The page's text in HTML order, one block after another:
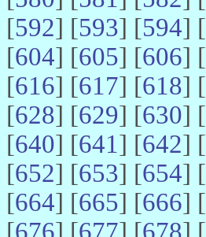
[592] [593] [594] [
[604] [605] [606] [
[616] [617] [618] [
[628] [629] [630] [
[640] [641] [642] [
[652] [653] [654] [
[664] [665] [666] [